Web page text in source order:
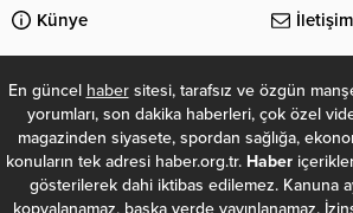
PUANA YÜKSELDİ Konuk...
Bahçe,
Bukchon
Künye İletişim
En güncel habersitesi, tarafsız ve özgün
yorumları, son dakika haberleri, çok özel
magazinden siyasete, spordan sağlığa,
konuların tek adresi haber.org.tr. Haber
gösterilerek dahi iktibas edilemez. Kanuna
kopyalanamaz, başka yerde yayınlanamaz.